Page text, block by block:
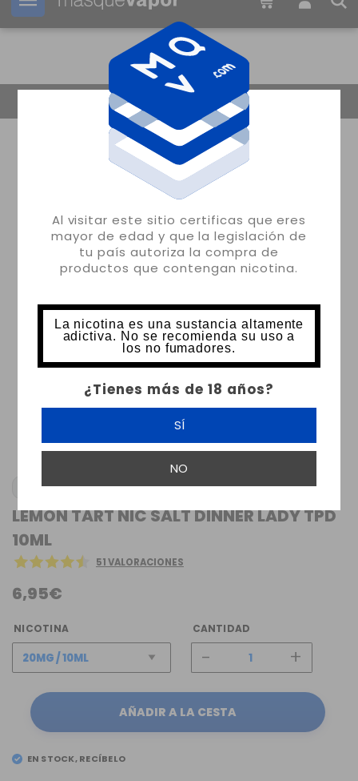
Al visitar este sitio certificas que eres
mayor de edad y que la legislación de
tu país autoriza la compra de
productos que contengan nicotina.
La nicotina es una sustancia altamente
adictiva. No se recomienda su uso a
los no fumadores.
¿Tienes más de 18 años?
SÍ
NO
Tu pedido puede ser enviado en 46m: 33s
LEMON TART NIC SALT DINNER LADY TPD
10ML
51 VALORACIONES
6,95€
NICOTINA CANTIDAD
- +
AÑADIR A LA CESTA
EN STOCK, RECÍBELO